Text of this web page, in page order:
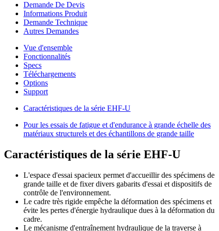
Demande De Devis
Informations Produit
Demande Technique
Autres Demandes
Vue d'ensemble
Fonctionnalités
Specs
Téléchargements
Options
Support
Caractéristiques de la série EHF-U
Pour les essais de fatigue et d'endurance à grande échelle des
matériaux structurels et des échantillons de grande taille
Caractéristiques de la série EHF-U
L'espace d'essai spacieux permet d'accueillir des spécimens de
grande taille et de fixer divers gabarits d'essai et dispositifs de
contrôle de l'environnement.
Le cadre très rigide empêche la déformation des spécimens et
évite les pertes d'énergie hydraulique dues à la déformation du
cadre.
Le mécanisme d'entraînement hydraulique de la traverse à